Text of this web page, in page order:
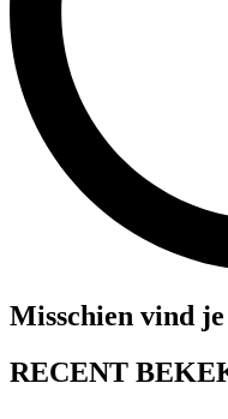
Misschien vind
RECENT